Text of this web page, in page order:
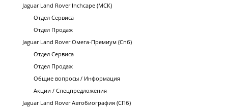
Jaguar Land Rover Inchcape (МСК)
Отдел Сервиса
Отдел Продаж
Jaguar Land Rover Омега-Премиум (Спб)
Отдел Сервиса
Отдел Продаж
Общие вопросы / Информация
Акции / Спецпредложения
Jaguar Land Rover Автобиография (СПб)